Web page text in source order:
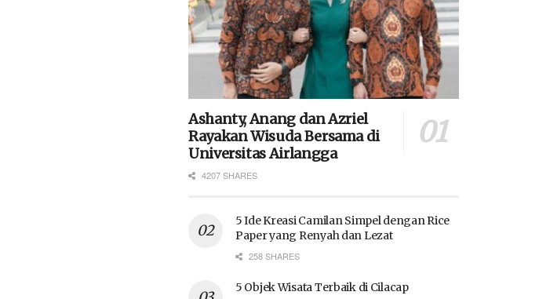
Ashanty, Anang dan Azriel
Rayakan Wisuda Bersama di
Universitas Airlangga
4207 SHARES
5 Ide Kreasi Camilan Simpel dengan Rice
Paper yang Renyah dan Lezat
258 SHARES
5 Objek Wisata Terbaik di Cilacap